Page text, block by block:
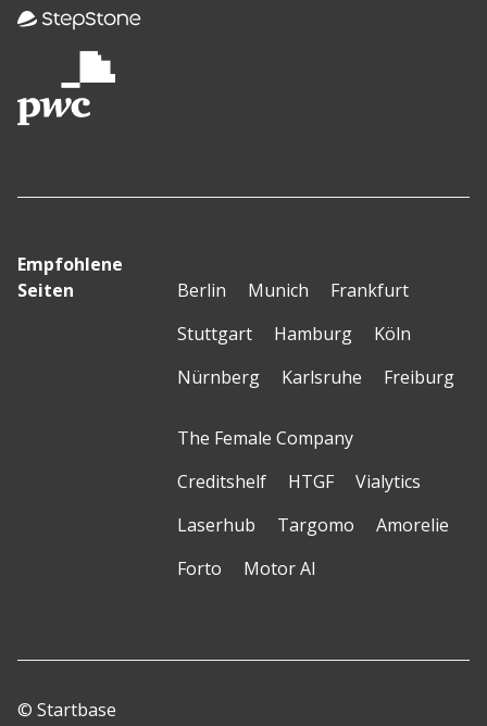
Empfohlene
Seiten
Berlin Munich
Frankfurt
Stuttgart
Hamburg
Köln
Nürnberg
Karlsruhe Freiburg
The Female Company
Creditshelf
HTGF
Vialytics
Laserhub
Targomo
Amorelie
Forto
Motor AI
© Startbase